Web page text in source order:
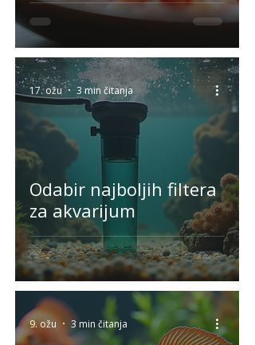
Odabir najboljih filtera
za akvarijum
17. ožu 3 min čitanja
9. ožu 3 min čitanja